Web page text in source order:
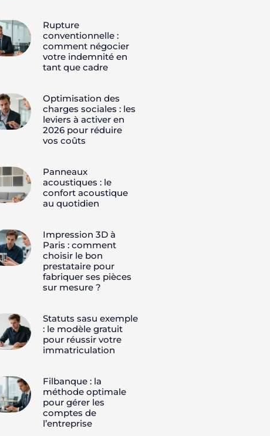
Rupture
conventionnelle :
comment négocier
votre indemnité en
tant que cadre
Optimisation des
charges sociales : les
leviers à activer en
2026 pour réduire
vos coûts
Panneaux
acoustiques : le
confort acoustique
au quotidien
Impression 3D à
Paris : comment
choisir le bon
prestataire pour
fabriquer ses pièces
sur mesure ?
Statuts sasu exemple
: le modèle gratuit
pour réussir votre
immatriculation
Filbanque : la
méthode optimale
pour gérer les
comptes de
l’entreprise